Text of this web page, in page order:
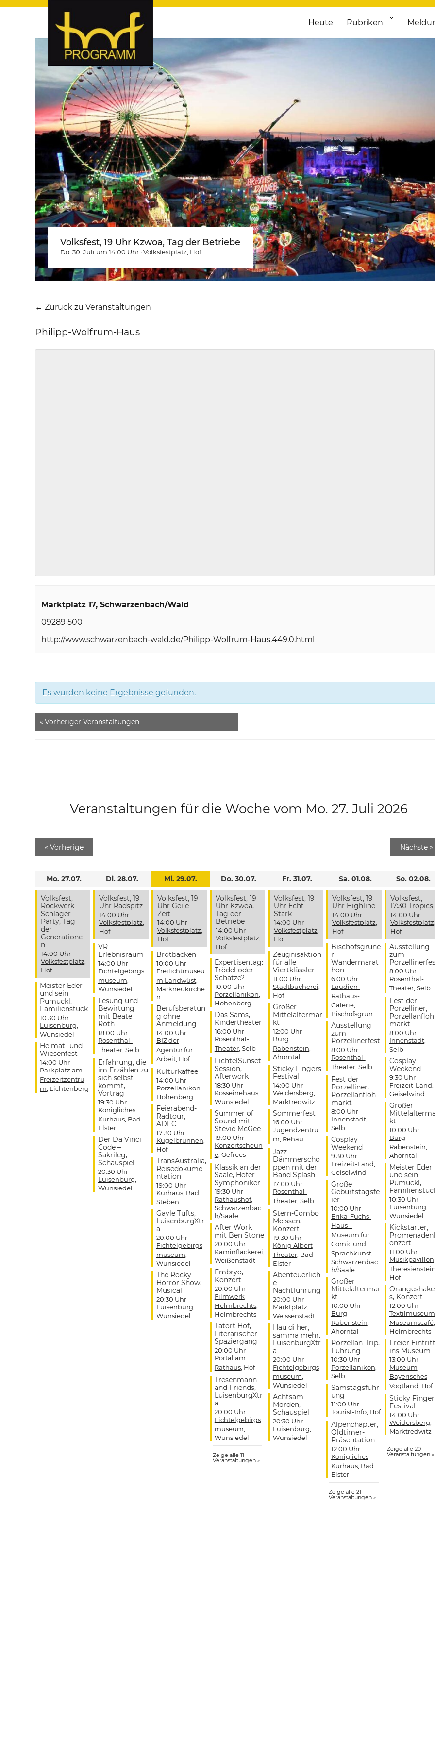
hof-programm – das Veranstaltungsportal für
hof-programm – das Veranstaltungsportal für Hof und Hochfranken. Täglich aktuelle Termine von Kultur bis Sport, von
Heute Rubriken
Volksfest, 19 Uhr Kzwoa, Tag der Betriebe
Do. 30. Juli um 14:00 Uhr ·Volksfestplatz , Hof
← Zurück zu Veranstaltungen
Philipp-Wolfrum-Haus
Marktplatz 17 Schwarzenbach/Wald
09289 500
http://www.schwarzenbach-wald.de/Philipp-Wolfrum-Haus.449.0.html
Es wurden keine Ergebnisse gefunden.
« Vorheriger Veranstaltungen
Veranstaltungen für die Woche vom Mo. 27. Juli 2026
« Vorherige Nächste »
Mo. 27.07.
Volksfest,
Rockwerk
Schlager
Party, Tag
der
Generatione
n
14:00 Uhr
Volksfestplatz,
Hof
Meister Eder
und sein
Pumuckl,
Familienstück
10:30 Uhr
Luisenburg,
Wunsiedel
Heimat- und
Wiesenfest
14:00 Uhr
Parkplatz am
Freizeitzentru
m, Lichtenberg
Di. 28.07.
Volksfest, 19
Uhr Radspitz
14:00 Uhr
Volksfestplatz,
Hof
VR-
Erlebnisraum
14:00 Uhr
Fichtelgebirgs
museum,
Wunsiedel
Lesung und
Bewirtung
mit Beate
Roth
18:00 Uhr
Rosenthal-
Theater, Selb
Erfahrung, die
im Erzählen zu
sich selbst
kommt,
Vortrag
19:30 Uhr
Königliches
Kurhaus, Bad
Elster
Der Da Vinci
Code –
Sakrileg,
Schauspiel
20:30 Uhr
Luisenburg,
Wunsiedel
Mi. 29.07.
Volksfest, 19
Uhr Geile
Zeit
14:00 Uhr
Volksfestplatz,
Hof
Brotbacken
10:00 Uhr
Freilichtmuseu
m Landwüst,
Markneukirche
n
Berufsberatun
g ohne
Anmeldung
14:00 Uhr
BIZ der
Agentur für
Arbeit, Hof
Kulturkaffee
14:00 Uhr
Porzellanikon,
Hohenberg
Feierabend-
Radtour,
ADFC
17:30 Uhr
Kugelbrunnen,
Hof
TransAustralia,
Reisedokume
ntation
19:00 Uhr
Kurhaus, Bad
Steben
Gayle Tufts,
LuisenburgXtr
a
20:00 Uhr
Fichtelgebirgs
museum,
Wunsiedel
The Rocky
Horror Show,
Musical
20:30 Uhr
Luisenburg,
Wunsiedel
Do. 30.07.
Volksfest, 19
Uhr Kzwoa,
Tag der
Betriebe
14:00 Uhr
Volksfestplatz,
Hof
Expertisentag:
Trödel oder
Schätze?
10:00 Uhr
Porzellanikon,
Hohenberg
Das Sams,
Kindertheater
16:00 Uhr
Rosenthal-
Theater, Selb
FichtelSunset
Session,
Afterwork
18:30 Uhr
Kösseinehaus,
Wunsiedel
Summer of
Sound mit
Stevie McGee
19:00 Uhr
Konzertscheun
e, Gefrees
Klassik an der
Saale, Hofer
Symphoniker
19:30 Uhr
Rathaushof,
Schwarzenbac
h/Saale
After Work
mit Ben Stone
20:00 Uhr
Kaminflackerei,
Weißenstadt
Embryo,
Konzert
20:00 Uhr
Filmwerk
Helmbrechts,
Helmbrechts
Tatort Hof,
Literarischer
Spaziergang
20:00 Uhr
Portal am
Rathaus, Hof
Tresenmann
and Friends,
LuisenburgXtr
a
20:00 Uhr
Fichtelgebirgs
museum,
Wunsiedel
Zeige alle 11
Veranstaltungen »
Fr. 31.07.
Volksfest, 19
Uhr Echt
Stark
14:00 Uhr
Volksfestplatz,
Hof
Zeugnisaktion
für alle
Viertklässler
11:00 Uhr
Stadtbücherei,
Hof
Großer
Mittelaltermar
kt
12:00 Uhr
Burg
Rabenstein,
Ahorntal
Sticky Fingers
Festival
14:00 Uhr
Weidersberg,
Marktredwitz
Sommerfest
16:00 Uhr
Jugendzentru
m, Rehau
Jazz-
Dämmerscho
ppen mit der
Band Splash
17:00 Uhr
Rosenthal-
Theater, Selb
Stern-Combo
Meissen,
Konzert
19:30 Uhr
König Albert
Theater, Bad
Elster
Abenteuerlich
e
Nachtführung
20:00 Uhr
Marktplatz,
Weissenstadt
Hau di her,
samma mehr,
LuisenburgXtr
a
20:00 Uhr
Fichtelgebirgs
museum,
Wunsiedel
Achtsam
Morden,
Schauspiel
20:30 Uhr
Luisenburg,
Wunsiedel
Sa. 01.08.
Volksfest, 19
Uhr Highline
14:00 Uhr
Volksfestplatz,
Hof
Bischofsgrüne
r
Wandermarat
hon
6:00 Uhr
Laudien-
Rathaus-
Galerie,
Bischofsgrün
Ausstellung
zum
Porzellinerfest
8:00 Uhr
Rosenthal-
Theater, Selb
Fest der
Porzelliner,
Porzellanfloh
markt
8:00 Uhr
Innenstadt,
Selb
Cosplay
Weekend
9:30 Uhr
Freizeit-Land,
Geiselwind
Große
Geburtstagsfe
ier
10:00 Uhr
Erika-Fuchs-
Haus –
Museum für
Comic und
Sprachkunst,
Schwarzenbac
h/Saale
Großer
Mittelaltermar
kt
10:00 Uhr
Burg
Rabenstein,
Ahorntal
Porzellan-Trip,
Führung
10:30 Uhr
Porzellanikon,
Selb
Samstagsführ
ung
11:00 Uhr
Tourist-Info, Hof
Alpenchapter,
Oldtimer-
Präsentation
12:00 Uhr
Königliches
Kurhaus, Bad
Elster
Zeige alle 21
Veranstaltungen »
So. 02.08.
Volksfest,
17:30 Tropics
14:00 Uhr
Volksfestplatz,
Hof
Ausstellung
zum
8:00 Uhr
Rosenthal-
Theater, Selb
Fest der
Porzelliner,
Porzellanfloh
markt
8:00 Uhr
Innenstadt,
Selb
Cosplay
Weekend
9:30 Uhr
Freizeit-Land,
Geiselwind
Großer
kt
10:00 Uhr
Burg
Rabenstein,
Ahorntal
Meister Eder
und sein
Pumuckl,
10:30 Uhr
Luisenburg,
Wunsiedel
Kickstarter,
onzert
11:00 Uhr
Musikpavillon
Hof
s, Konzert
12:00 Uhr
Museumscafé,
Helmbrechts
Freier Eintritt
ins Museum
13:00 Uhr
Museum
Bayerisches
Vogtland, Hof
Sticky
Festival
14:00 Uhr
Weidersberg,
Marktredwitz
Zeige alle 20
Veranstaltungen »